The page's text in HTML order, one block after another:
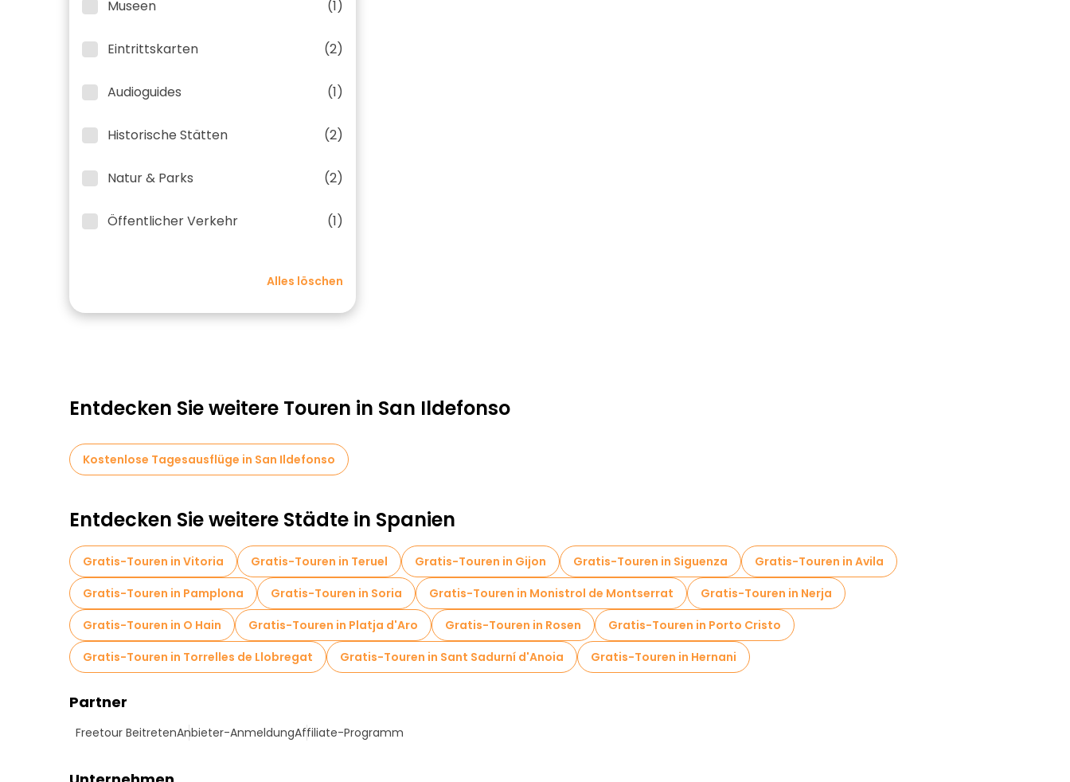
Museen (1)
Eintrittskarten (2)
Audioguides (1)
Historische Stätten (2)
Natur & Parks (2)
Öffentlicher Verkehr (1)
Alles löschen
Entdecken Sie weitere Touren in San Ildefonso
Kostenlose Tagesausflüge in San Ildefonso
Entdecken Sie weitere Städte in Spanien
Gratis-Touren in Vitoria Gratis-Touren in Teruel Gratis-Touren in Gijon Gratis-Touren in Siguenza
Gratis-Touren in Avila
Gratis-Touren in Pamplona
Gratis-Touren in Soria Gratis-Touren in Monistrol de Montserrat
Gratis-Touren in Nerja
Gratis-Touren in O Hain
Gratis-Touren in Platja d'Aro Gratis-Touren in Rosen
Gratis-Touren in Porto Cristo
Gratis-Touren in Torrelles de Llobregat
Gratis-Touren in Sant Sadurní d'Anoia Gratis-Touren in Hernani
Partner
Freetour BeitretenAnbieter-AnmeldungAffiliate-Programm